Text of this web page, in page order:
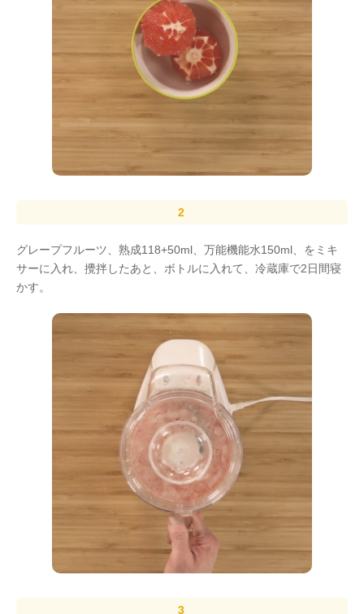
グレープフルーツ、熟成118+50ml、万能機能水150ml、をミキ
サーに入れ、攪拌したあと、ボトルに入れて、冷蔵庫で2日間寝
かす。